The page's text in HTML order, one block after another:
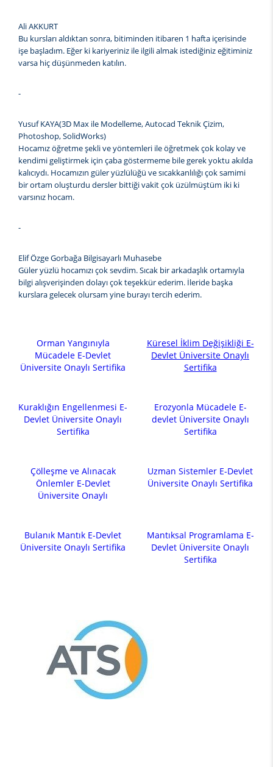
Ali AKKURT
Bu kursları aldıktan sonra, bitiminden itibaren 1 hafta içerisinde
işe başladım. Eğer ki kariyeriniz ile ilgili almak istediğiniz eğitiminiz
varsa hiç düşünmeden katılın.
-
Yusuf KAYA(3D Max ile Modelleme, Autocad Teknik Çizim,
Photoshop, SolidWorks)
Hocamız öğretme şekli ve yöntemleri ile öğretmek çok kolay ve
kendimi geliştirmek için çaba göstermeme bile gerek yoktu akılda
kalıcıydı. Hocamızın güler yüzlülüğü ve sıcakkanlılığı çok samimi
bir ortam oluşturdu dersler bittiği vakit çok üzülmüştüm iki ki
varsınız hocam.
-
Elif Özge Gorbağa Bilgisayarlı Muhasebe
Güler yüzlü hocamızı çok sevdim. Sıcak bir arkadaşlık ortamıyla
bilgi alışverişinden dolayı çok teşekkür ederim. İleride başka
kurslara gelecek olursam yine burayı tercih ederim.
Orman Yangınıyla
Mücadele E-Devlet
Üniversite Onaylı Sertifika
Küresel İklim Değişikliği E-
Devlet Üniversite Onaylı
Sertifika
Kuraklığın Engellenmesi E-
Devlet Üniversite Onaylı
Sertifika
Erozyonla Mücadele E-
devlet Üniversite Onaylı
Sertifika
Çölleşme ve Alınacak
Önlemler E-Devlet
Üniversite Onaylı
Uzman Sistemler E-Devlet
Üniversite Onaylı Sertifika
Bulanık Mantık E-Devlet
Üniversite Onaylı Sertifika
Mantıksal Programlama E-
Devlet Üniversite Onaylı
Sertifika